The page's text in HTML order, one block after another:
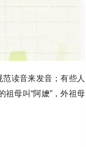
读音来发音；有些人
祖母叫“阿嬷”，外祖母